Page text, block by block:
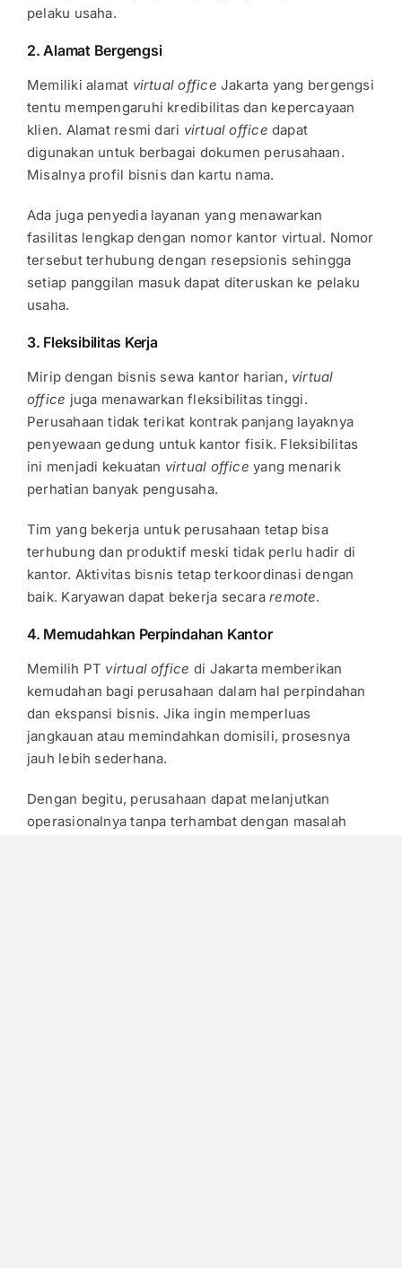
pelaku usaha.
2. Alamat Bergengsi
Memiliki alamat virtual office Jakarta yang bergengsi
tentu mempengaruhi kredibilitas dan kepercayaan
klien. Alamat resmi dari virtual office dapat
digunakan untuk berbagai dokumen perusahaan.
Misalnya profil bisnis dan kartu nama.
Ada juga penyedia layanan yang menawarkan
fasilitas lengkap dengan nomor kantor virtual. Nomor
tersebut terhubung dengan resepsionis sehingga
setiap panggilan masuk dapat diteruskan ke pelaku
usaha.
3. Fleksibilitas Kerja
Mirip dengan bisnis sewa kantor harian, virtual
office juga menawarkan fleksibilitas tinggi.
Perusahaan tidak terikat kontrak panjang layaknya
penyewaan gedung untuk kantor fisik. Fleksibilitas
ini menjadi kekuatan virtual officeyang menarik
perhatian banyak pengusaha.
Tim yang bekerja untuk perusahaan tetap bisa
terhubung dan produktif meski tidak perlu hadir di
kantor. Aktivitas bisnis tetap terkoordinasi dengan
baik. Karyawan dapat bekerja secararemote.
4. Memudahkan Perpindahan Kantor
Memilih PT virtual office di Jakarta memberikan
kemudahan bagi perusahaan dalam hal perpindahan
dan ekspansi bisnis. Jika ingin memperluas
jangkauan atau memindahkan domisili, prosesnya
jauh lebih sederhana.
Dengan begitu, perusahaan dapat melanjutkan
operasionalnya tanpa terhambat dengan masalah